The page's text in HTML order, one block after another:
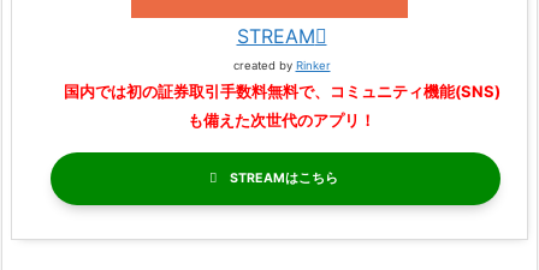
STREAM
created by Rinker
国内では初の証券取引手数料無料で、コミュニティ機能(SNS)
も備えた次世代のアプリ！
STREAM